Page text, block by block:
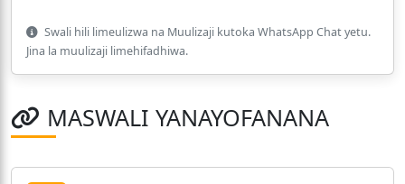
Swali hili limeulizwa na Muulizaji kutoka WhatsApp Chat yetu.
Jina la muulizaji limehifadhiwa.
MASWALI YANAYOFANANA